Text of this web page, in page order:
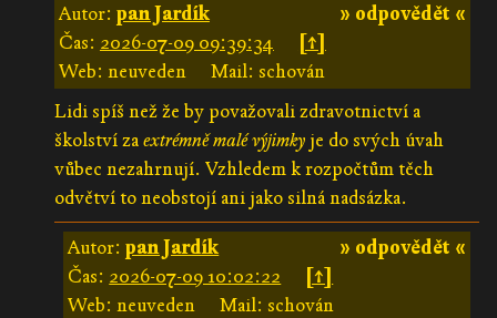
» odpovědět «
Autor: pan Jardík
Čas: 2026-07-09 09:39:34
[↑]
Web: neuveden
Mail: schován
Lidi spíš než že by považovali zdravotnictví a
školství zaextrémně malé výjimkyje do svých úvah
vůbec nezahrnují. Vzhledem k rozpočtům těch
odvětví to neobstojí ani jako silná nadsázka.
» odpovědět «
Autor:pan Jardík
Čas: 2026-07-09 10:02:22
[↑]
Web: neuveden
Mail: schován